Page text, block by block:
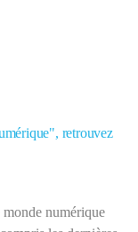
retrouvez
monde numérique